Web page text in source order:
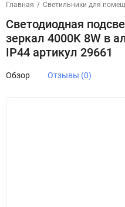
Главная / Светильники для
Светодиодная
зеркал 4000K 8W в
IP44 артикул 29661
Обзор Отзывы (0)